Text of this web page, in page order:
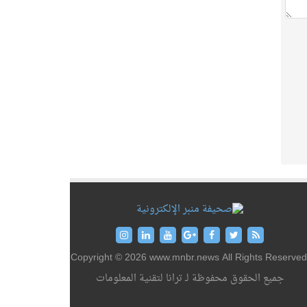
Copyright © 2026 www.mnbr.news All Rights
جميع الحقوق محفوظة لـ ترانا لتقنية المعلومات